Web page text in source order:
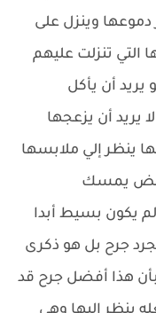
وينزل على
التي تنزلت عليهم
يريد أن يأكل
يريد أن يزعجها
ينظر إلي ملابسها
يمسك
يكون بسيط أبدا
جرح بل هو ذكرى
بأن هذا أفضل جرح قد